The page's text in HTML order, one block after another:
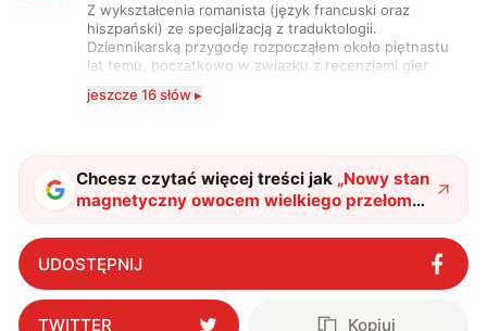
Z wykształcenia romanista (język francuski oraz
hiszpański) ze specjalizacją z traduktologii.
Dziennikarską przygodę rozpocząłem około piętnastu
lat temu, początkowo w związku z recenzjami gier
komputerowych i filmów. Obecnie publikuję
zdecydowanie częściej na tematy związane z nauką
także uprawiać oraz oglądać sport.
jeszcze 16 słów ▸
Chcesz czytać więcej treści jak „Nowy stan
magnetyczny owocem wielkiego przełomu.
Naukowcy mają pomysł na jego
wykorzystanie"?
UDOSTĘPNIJ
TWITTER Kopiuj